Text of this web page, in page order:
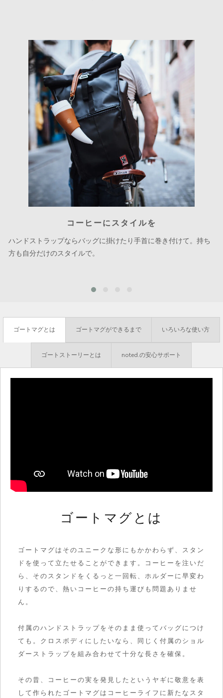
コーヒーにスタイルを
ハンドストラップならバッグに掛けたり手首に巻き付けて。持ち
方も自分だけのスタイルで。
ゴートマグとは ゴートマグができるまで いろいろな使い方
ゴートストーリーとは noted.の安心サポート
ゴートマグとは
ゴートマグはそのユニークな形にもかかわらず、 スタン
ドを使って立たせることができます。コーヒーを注いだ
ら、そのスタンドをくるっと一回転、ホルダーに早変わ
りするので、熱いコーヒーの持ち運びも問題ありませ
ん。
付属のハンドストラップをそのまま使ってバッグにつけ
ても。クロスボディにしたいなら、同じく付属のショル
ダーストラップを組み合わせて十分な長さを確保。
その昔、コーヒーの実を発見したというヤギに敬意を表
して作られたゴートマグはコーヒーライフに新たなスタ